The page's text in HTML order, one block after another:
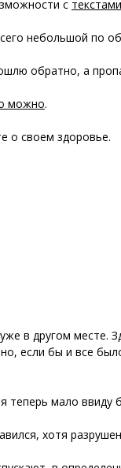
с текстами
небольшой по
обратно, а
можно.
о своем здоровье.
в другом месте.
если бы и все
теперь мало
хотя